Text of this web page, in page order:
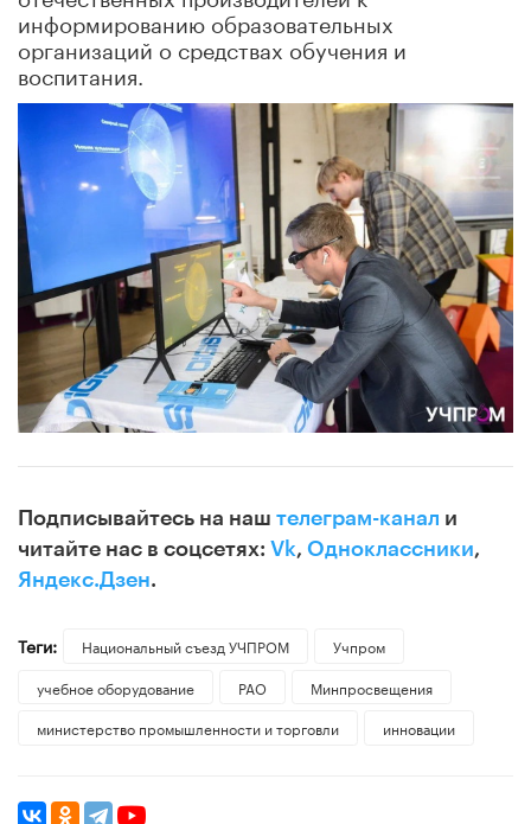
информированию образовательных
организаций о средствах обучения и
воспитания.
Подписывайтесь на наш телеграм-канал и
читайте нас в соцсетях: Vk, Одноклассники,
Яндекс.Дзен.
Теги: Национальный съезд УЧПРОМ
Учпром
учебное оборудование
РАО
Минпросвещения
министерство промышленности и торговли
инновации